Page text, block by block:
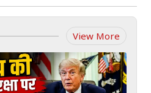
मिलेगा मौका; जानें पूरी डिटेल
View More